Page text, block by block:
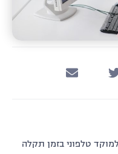
טלפוני בזמן תקלה